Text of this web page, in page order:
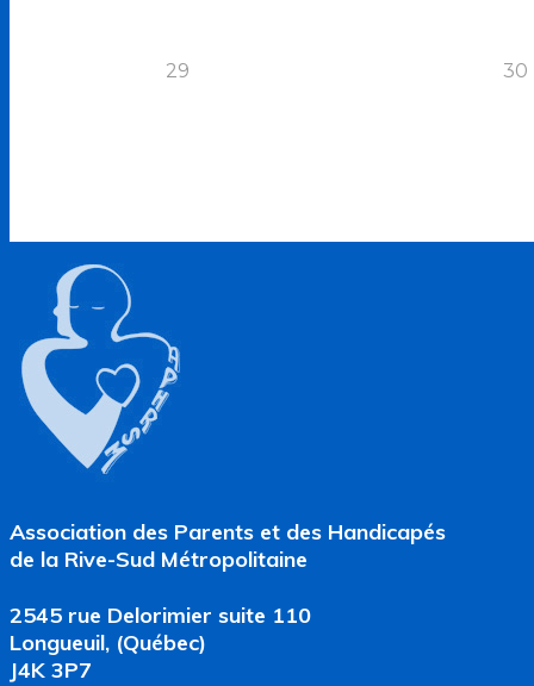
29 30
Association des Parents et des Handicapés
de la Rive-Sud Métropolitaine
2545 rue Delorimier suite 110
Longueuil, (Québec)
J4K 3P7